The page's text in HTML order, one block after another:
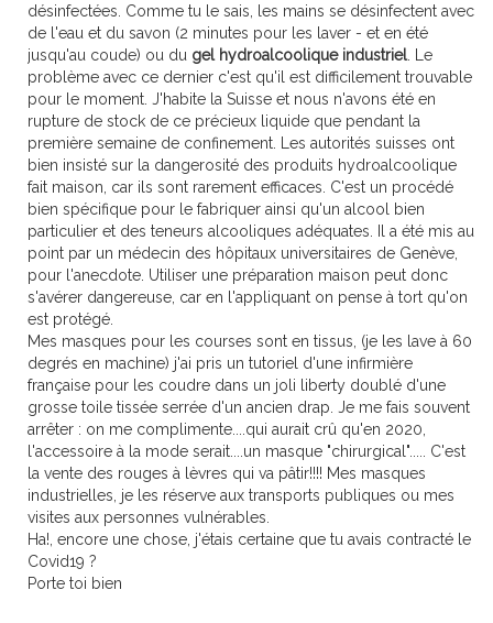
désinfectées. Comme tu le sais, les mains se désinfectent avec
de l'eau et du savon (2 minutes pour les laver - et en été
jusqu'au coude) ou du gel hydroalcoolique industriel . Le
problème avec ce dernier c'est qu'il est difficilement trouvable
pour le moment. J'habite la Suisse et nous n'avons été en
rupture de stock de ce précieux liquide que pendant la
première semaine de confinement. Les autorités suisses ont
bien insisté sur la dangerosité des produits hydroalcoolique
fait maison, car ils sont rarement efficaces. C'est un procédé
bien spécifique pour le fabriquer ainsi qu'un alcool bien
particulier et des teneurs alcooliques adéquates. Il a été mis au
point par un médecin des hôpitaux universitaires de Genève,
pour l'anecdote. Utiliser une préparation maison peut donc
s'avérer dangereuse, car en l'appliquant on pense à tort qu'on
est protégé.
Mes masques pour les courses sont en tissus, (je les lave à 60
degrés en machine) j'ai pris un tutoriel d'une infirmière
française pour les coudre dans un joli liberty doublé d'une
grosse toile tissée serrée d'un ancien drap. Je me fais souvent
arrêter : on me complimente....qui aurait crû qu'en 2020,
l'accessoire à la mode serait....un masque "chirurgical"..... C'est
la vente des rouges à lèvres qui va pâtir!!!! Mes masques
industrielles, je les réserve aux transports publiques ou mes
visites aux personnes vulnérables.
Ha!, encore une chose, j'étais certaine que tu avais contracté le
Covid19 ?
Porte toi bien